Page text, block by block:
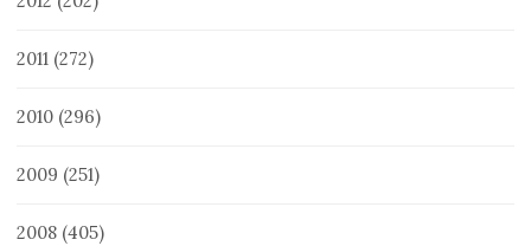
2011 (272)
2010 (296)
2009 (251)
2008 (405)